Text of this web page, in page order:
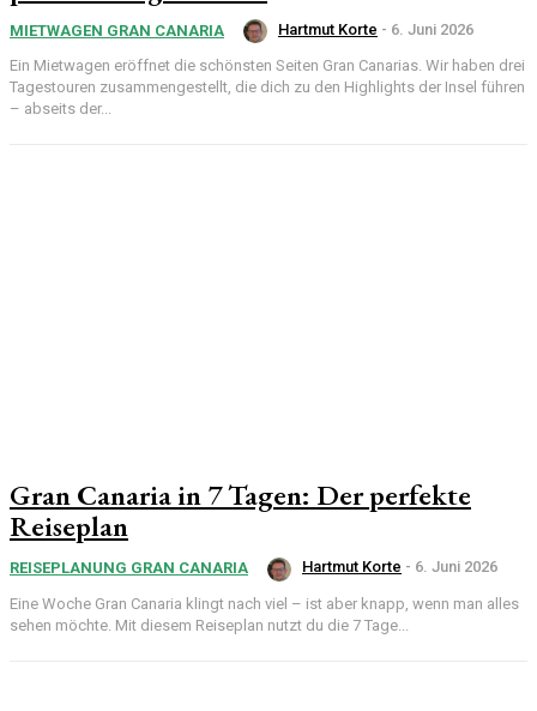
MIETWAGEN GRAN CANARIA Hartmut Korte - 6. Juni 2026
Ein Mietwagen eröffnet die schönsten Seiten Gran Canarias. Wir haben drei
Tagestouren zusammengestellt, die dich zu den Highlights der Insel führen
– abseits der...
Gran Canaria in 7 Tagen: Der perfekte
Reiseplan
REISEPLANUNG GRAN CANARIA Hartmut Korte - 6. Juni 2026
Eine Woche Gran Canaria klingt nach viel – ist aber knapp, wenn man alles
sehen möchte. Mit diesem Reiseplan nutzt du die 7 Tage...